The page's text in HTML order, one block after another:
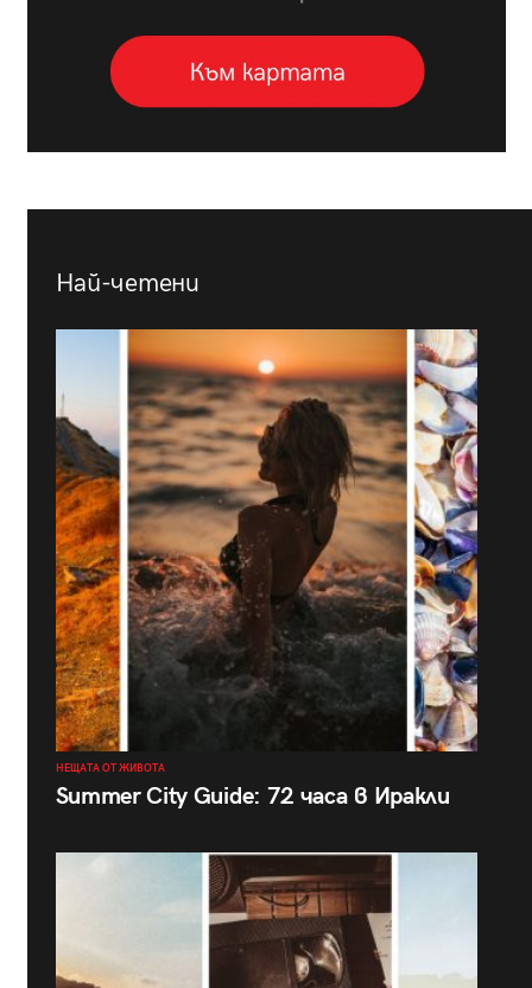
Най-четени
НЕЩАТА ОТ ЖИВОТА
Summer City Guide: 72 часа в Иракли